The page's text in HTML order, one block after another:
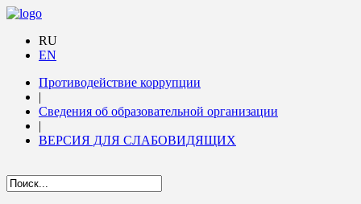
RU
EN
Противодействие коррупции
|
Сведения об образовательной организации
|
ВЕРСИЯ ДЛЯ СЛАБОВИДЯЩИХ